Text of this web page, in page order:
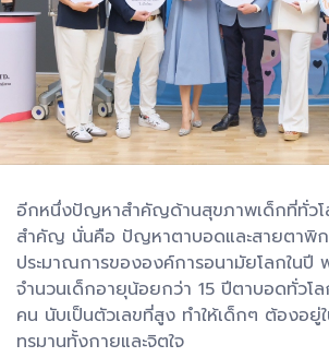
อีกหนึ่งปัญหาสำคัญด้านสุขภาพเด็กที่ทั่วโ
สำคัญ นั่นคือ ปัญหาตาบอดและสายตาพิก
ประมาณการขององค์การอนามัยโลกในปี
จำนวนเด็กอายุน้อยกว่า 15 ปีตาบอดทั่วโ
คน นับเป็นตัวเลขที่สูง ทำให้เด็กๆ ต้องอยู่
ทรมานทั้งกายและจิตใจ